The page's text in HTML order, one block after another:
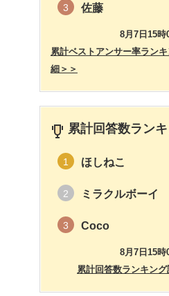
3 佐藤
8月7日15時
累計ベストアンサー率ラン
細＞＞
累計回答数ラン
1 ほしねこ
2 ミラクルボーイ
3 Coco
8月7日15時
累計回答数ランキング